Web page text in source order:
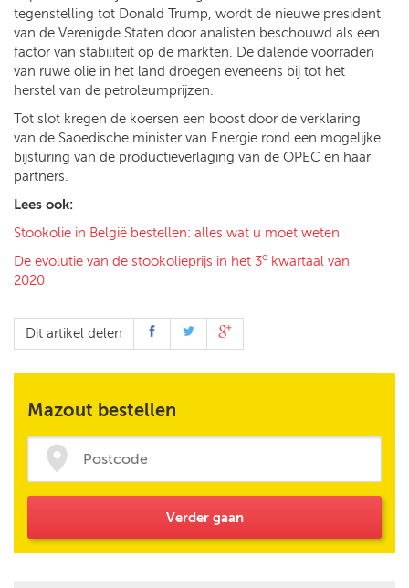
tegenstelling tot Donald Trump, wordt de nieuwe president
van de Verenigde Staten door analisten beschouwd als een
factor van stabiliteit op de markten. De dalende voorraden
van ruwe olie in het land droegen eveneens bij tot het
herstel van de petroleumprijzen.
Tot slot kregen de koersen een boost door de verklaring
van de Saoedische minister van Energie rond een mogelijke
bijsturing van de productieverlaging van de OPEC en haar
partners.
Lees ook:
Stookolie in België bestellen: alles wat u moet weten
De evolutie van de stookolieprijs in het 3e kwartaal van
2020
Dit artikel delen
Mazout bestellen
Verder gaan